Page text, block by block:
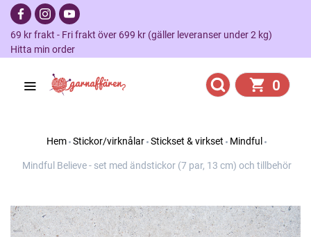
69 kr frakt - Fri frakt över 699 kr (gäller leveranser under 2 kg)
Hitta min order
0
Hem Stickor/virknålar Stickset & virkset Mindful
Mindful Believe - set med ändstickor (7 par, 13 cm) och tillbehör